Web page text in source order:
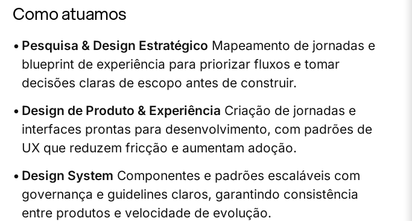
Como atuamos
Pesquisa & Design Estratégico Mapeamento de jornadas e
blueprint de experiência para priorizar fluxos e tomar
decisões claras de escopo antes de construir.
Design de Produto & Experiência Criação de jornadas e
interfaces prontas para desenvolvimento, com padrões de
UX que reduzem fricção e aumentam adoção.
Design System Componentes e padrões escaláveis com
governança e guidelines claros, garantindo consistência
entre produtos e velocidade de evolução.